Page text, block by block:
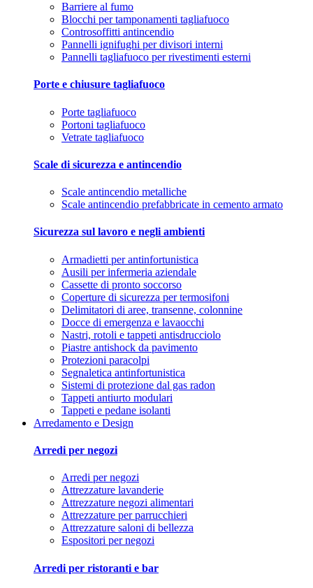
Barriere al fumo
Blocchi per tamponamenti tagliafuoco
Controsoffitti antincendio
Pannelli ignifughi per divisori interni
Pannelli tagliafuoco per rivestimenti esterni
Porte e chiusure tagliafuoco
Porte tagliafuoco
Portoni tagliafuoco
Vetrate tagliafuoco
Scale di sicurezza e antincendio
Scale antincendio metalliche
Scale antincendio prefabbricate in cemento armato
Sicurezza sul lavoro e negli ambienti
Armadietti per antinfortunistica
Ausili per infermeria aziendale
Cassette di pronto soccorso
Coperture di sicurezza per termosifoni
Delimitatori di aree, transenne, colonnine
Docce di emergenza e lavaocchi
Nastri, rotoli e tappeti antisdrucciolo
Piastre antishock da pavimento
Protezioni paracolpi
Segnaletica antinfortunistica
Sistemi di protezione dal gas radon
Tappeti antiurto modulari
Tappeti e pedane isolanti
Arredamento e Design
Arredi per negozi
Arredi per negozi
Attrezzature lavanderie
Attrezzature negozi alimentari
Attrezzature per parrucchieri
Attrezzature saloni di bellezza
Espositori per negozi
Arredi per ristoranti e bar